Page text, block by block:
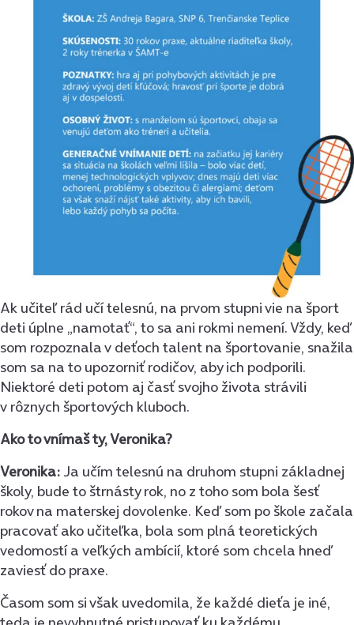
Ak učiteľ rád učí telesnú, na prvom stupni vie na šport
deti úplne „namotať“, to sa ani rokmi nemení. Vždy, keď
som rozpoznala v deťoch talent na športovanie, snažila
som sa na to upozorniť rodičov, aby ich podporili.
Niektoré deti potom aj časť svojho života strávili
v rôznych športových kluboch.
Ako to vnímaš ty, Veronika?
Veronika: Ja učím telesnú na druhom stupni základnej
školy, bude to štrnásty rok, no z toho som bola šesť
rokov na materskej dovolenke. Keď som po škole začala
pracovať ako učiteľka, bola som plná teoretických
vedomostí a veľkých ambícií, ktoré som chcela hneď
zaviesť do praxe.
Časom som si však uvedomila, že každé dieťa je iné,